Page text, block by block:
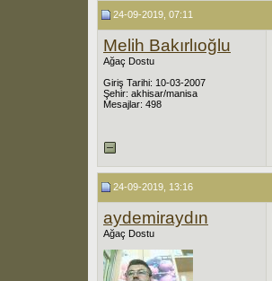
24-09-2019, 07:11
Melih Bakırlıoğlu
Ağaç Dostu
Giriş Tarihi: 10-03-2007
Şehir: akhisar/manisa
Mesajlar: 498
24-09-2019, 13:16
aydemiraydın
Ağaç Dostu